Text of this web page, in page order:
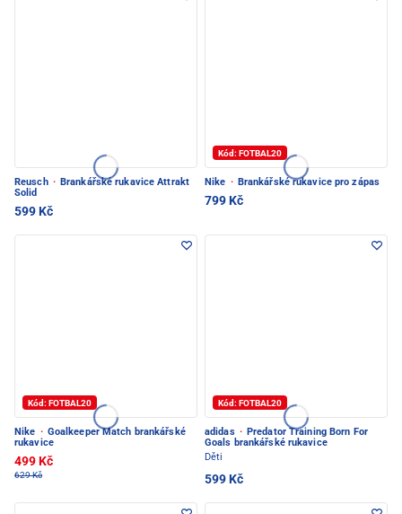
Reusch · Brankářské rukavice Attrakt
Solid
599 Kč
Kód: FOTBAL20
Nike · Brankářské rukavice pro zápas
799 Kč
Kód: FOTBAL20
Nike · Goalkeeper Match brankářské
rukavice
499 Kč
629 Kč
Kód: FOTBAL20
adidas · Predator Training Born For
Goals brankářské rukavice
Děti
599 Kč